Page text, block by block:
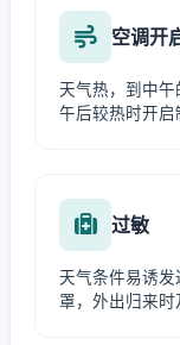
空调开
天气热，到中
午后较热时开启
过敏
天气条件易诱
罩，外出归来时